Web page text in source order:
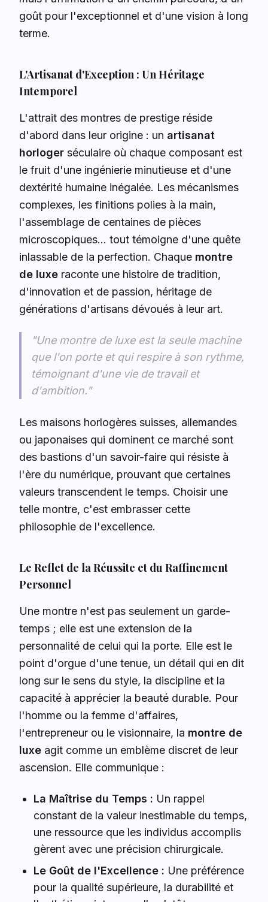
goût pour l'exceptionnel et d'une vision à long
terme.
L'Artisanat d'Exception : Un Héritage
Intemporel
L'attrait des montres de prestige réside
d'abord dans leur origine : un artisanat
horloger séculaire où chaque composant est
le fruit d'une ingénierie minutieuse et d'une
dextérité humaine inégalée. Les mécanismes
complexes, les finitions polies à la main,
l'assemblage de centaines de pièces
microscopiques... tout témoigne d'une quête
inlassable de la perfection. Chaque montre
de luxe raconte une histoire de tradition,
d'innovation et de passion, héritage de
générations d'artisans dévoués à leur art.
"Une montre de luxe est la seule machine
que l'on porte et qui respire à son rythme,
témoignant d'une vie de travail et
d'ambition."
Les maisons horlogères suisses, allemandes
ou japonaises qui dominent ce marché sont
des bastions d'un savoir-faire qui résiste à
l'ère du numérique, prouvant que certaines
valeurs transcendent le temps. Choisir une
telle montre, c'est embrasser cette
philosophie de l'excellence.
Le Reflet de la Réussite et du Raffinement
Personnel
Une montre n'est pas seulement un garde-
temps ; elle est une extension de la
personnalité de celui qui la porte. Elle est le
point d'orgue d'une tenue, un détail qui en dit
long sur le sens du style, la discipline et la
capacité à apprécier la beauté durable. Pour
l'homme ou la femme d'affaires,
l'entrepreneur ou le visionnaire, la montre de
luxe agit comme un emblème discret de leur
ascension. Elle communique :
La Maîtrise du Temps : Un rappel
constant de la valeur inestimable du temps,
une ressource que les individus accomplis
gèrent avec une précision chirurgicale.
Le Goût de l'Excellence : Une préférence
pour la qualité supérieure, la durabilité et